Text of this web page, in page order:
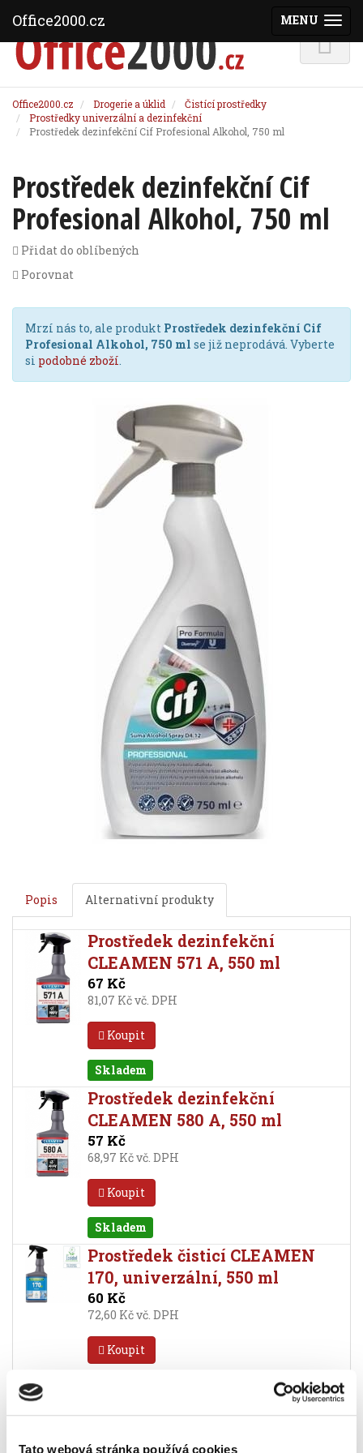
Tato webová stránka používá cookies
Office2000.cz Drogerie a úklid
Čistící prostředky
Prostředky univerzální a dezinfekční
Prostředek dezinfekční Cif Profesional Alkohol, 750 ml
Prostředek dezinfekční Cif
Profesional Alkohol, 750 ml
Přidat do oblíbených
Porovnat
Mrzí nás to, ale produkt Prostředek dezinfekční Cif
Profesional Alkohol, 750 ml se již neprodává. Vyberte
si podobné zboží.
Popis Alternativní produkty
Prostředek dezinfekční
CLEAMEN 571 A, 550 ml
67 Kč
81,07 Kč vč. DPH
Koupit
Skladem
Prostředek dezinfekční
CLEAMEN 580 A, 550 ml
57 Kč
68,97 Kč vč. DPH
Koupit
Skladem
Prostředek čisticí CLEAMEN
170, univerzální, 550 ml
60 Kč
72,60 Kč vč. DPH
Koupit
Prostředek dezinfekční Savo
MENU
Office2000.cz